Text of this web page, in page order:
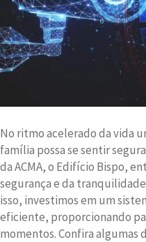
No ritmo acelerado da vida
família possa se sentir
da ACMA, o Edifício Bispo,
segurança e da
isso, investimos em um
eficiente, proporcionando
momentos. Confira algumas